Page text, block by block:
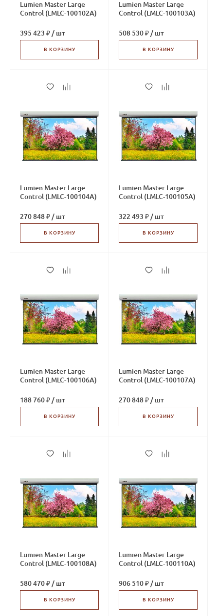
Lumien Master Large
Control (LMLC-100102А)
395 423 ₽ / шт
В КОРЗИНУ
Lumien Master Large
Control (LMLC-100103А)
508 530 ₽ / шт
В КОРЗИНУ
Lumien Master Large
Control (LMLC-100104А)
270 848 ₽ / шт
В КОРЗИНУ
Lumien Master Large
Control (LMLC-100105А)
322 493 ₽ / шт
В КОРЗИНУ
Lumien Master Large
Control (LMLC-100106А)
188 760 ₽ / шт
В КОРЗИНУ
Lumien Master Large
Control (LMLC-100107А)
270 848 ₽ / шт
В КОРЗИНУ
Lumien Master Large
Control (LMLC-100108А)
580 470 ₽ / шт
В КОРЗИНУ
Lumien Master Large
Control (LMLC-100110А)
906 510 ₽ / шт
В КОРЗИНУ